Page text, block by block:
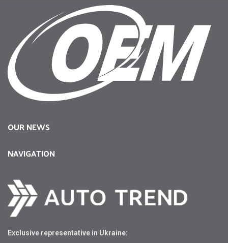
OUR NEWS
NAVIGATION
Exclusive representative in Ukraine: